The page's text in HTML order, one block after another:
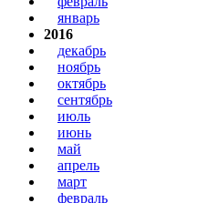
январь
2016
декабрь
ноябрь
октябрь
сентябрь
июль
июнь
май
апрель
март
февраль